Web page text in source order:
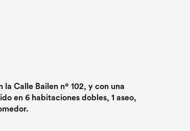
Calle Bailen nº 102, y con una
en 6 habitaciones dobles, 1 aseo,